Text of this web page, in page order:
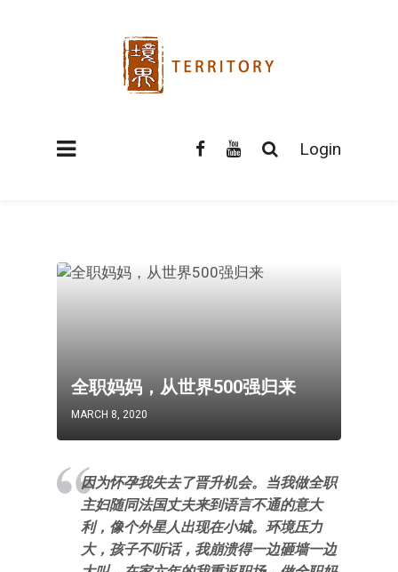
Login
全职妈妈，从世界500强归来
MARCH 8, 2020
因为怀孕我失去了晋升机会。当我做全职
主妇随同法国丈夫来到语言不通的意大
利，像个外星人出现在小城。环境压力
大，孩子不听话，我崩溃得一边砸墙一边